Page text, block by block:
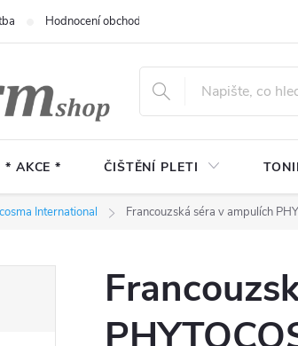
Hodnocení obchodu
* AKCE * ČIŠTĚNÍ PLETI
International Francouzská séra v ampulích